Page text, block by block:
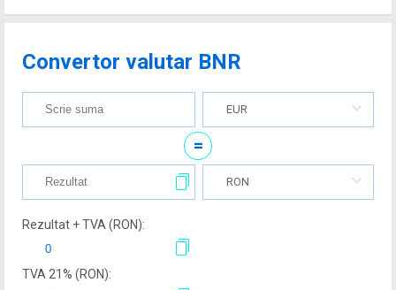
Convertor valutar BNR
EUR
=
RON
Rezultat + TVA (RON):
TVA 21% (RON):